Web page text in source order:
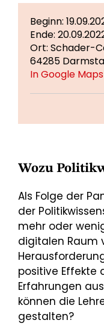
Beginn:
Ende:
Ort: Schader-
64285
In Google
Wozu
Als Folge der
der
mehr oder
digitalen Raum
positive Effekte
Erfahrungen
können die
gestalten?